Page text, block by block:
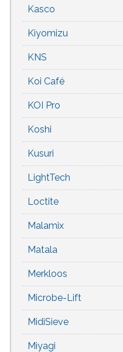
Kasco
Kiyomizu
KNS
Koi Café
KOI Pro
Koshi
Kusuri
LightTech
Loctite
Malamix
Matala
Merkloos
Microbe-Lift
MidiSieve
Miyagi